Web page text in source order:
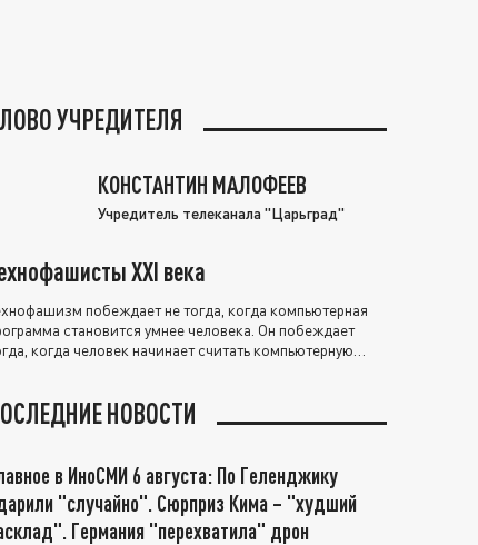
УЧРЕДИТЕЛЯ
КОНСТАНТИН МАЛОФЕЕВ
Учредитель телеканала "Царьград"
XXI века
побеждает не тогда, когда компьютерная
становится умнее человека. Он побеждает
когда человек начинает считать компьютерную
НОВОСТИ
в ИноСМИ 6 августа: По Геленджику
"случайно". Сюрприз Кима – "худший
Германия "перехватила" дрон